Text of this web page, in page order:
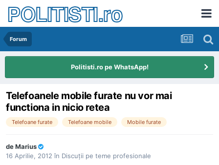
POLITISTI.ro
Forum
Politisti.ro pe WhatsApp!
Telefoanele mobile furate nu vor mai
functiona in nicio retea
Telefoane furate Telefoane mobile Mobile furate
deMarius
16 Aprilie, 2012 în Discuţii pe teme profesionale